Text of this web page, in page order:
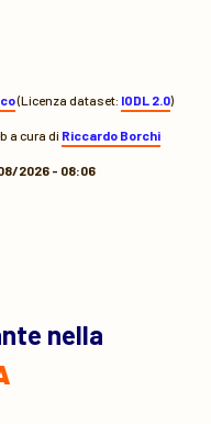
(Licenza dataset: IODL 2.0)
a cura di Riccardo Borchi
2026 - 08:06
nella